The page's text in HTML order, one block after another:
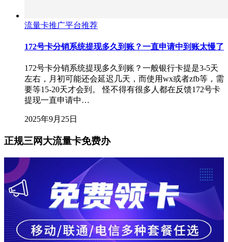
流量卡推广平台推荐
172号卡分销系统提现多久到账？一直申请中到账太慢了
172号卡分销系统提现多久到账？一般银行卡提是3-5天
左右，月初可能还会延迟几天，而使用wx或者zfb等，需
要等15-20天才会到。 怪不得有很多人都在反馈172号卡
提现一直申请中…
2025年9月25日
正规三网大流量卡免费办